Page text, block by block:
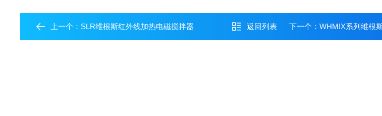
上一个： SLR维根斯红外线加热电磁搅拌器 返回列表 下一个： WHMIX系列维根斯